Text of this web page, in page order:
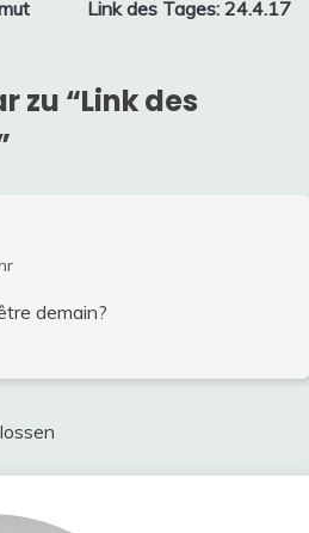
Link des Tages: 24.4.17
zu “Link des
demain?